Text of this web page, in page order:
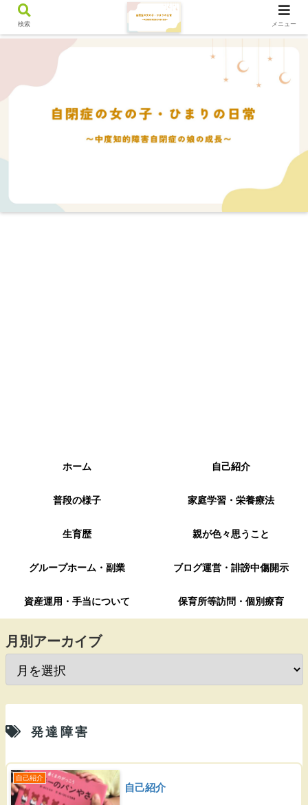
ホーム 自己紹介
普段の様子 家庭学習・栄養療法
生育歴 親が色々思うこと
グループホーム・副業 ブログ運営・誹謗中傷開示
資産運用・手当について 保育所等訪問・個別療育
月別アーカイブ
発達障害
自己紹介
自己紹介
検索 メニュー